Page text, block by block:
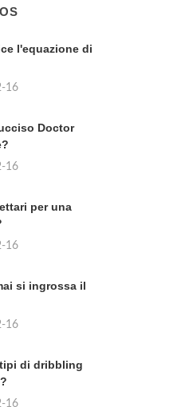
l'equazione di
16
Doctor
16
per una
16
si ingrossa il
16
di dribbling
16